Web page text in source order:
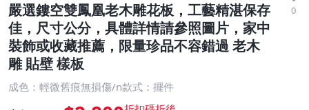
嚴選鏤空雙鳳凰老木雕花板，工藝精湛保存
佳，尺寸公分，具體詳情請參照圖片，家中
裝飾或收藏推薦，限量珍品不容錯過 老木
雕 貼壁 樣板
0
成色：輕微舊痕無損傷/n款式：擺件